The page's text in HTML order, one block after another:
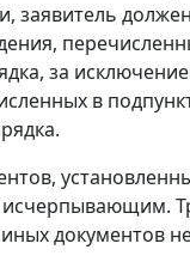
заявитель
за
в
исчерпывающим.
документов